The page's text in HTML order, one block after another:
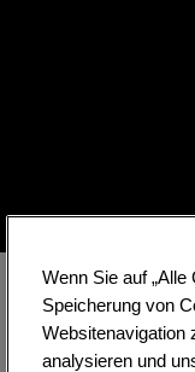
Wenn Sie auf
Speicherung von
Websitenavigation
analysieren und